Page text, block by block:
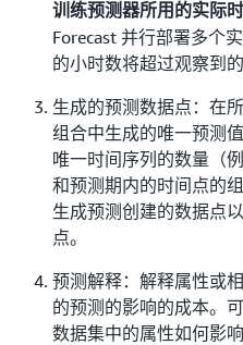
训练预测器所用的实际时
Forecast 并行部署多个
的小时数将超过观察到
生成的预测数据点：在
组合中生成的唯一预测
唯一时间序列的数量（
和预测期内的时间点的
生成预测创建的数据点
点。
预测解释：解释属性或
的预测的影响的成本。
数据集中的属性如何影